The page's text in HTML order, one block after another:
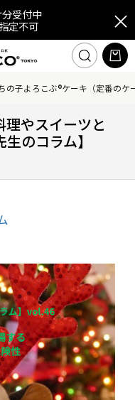
受付中
定不可
の子よろこぶ®ケーキ（定番のケ
理やスイーツと
のコラム】